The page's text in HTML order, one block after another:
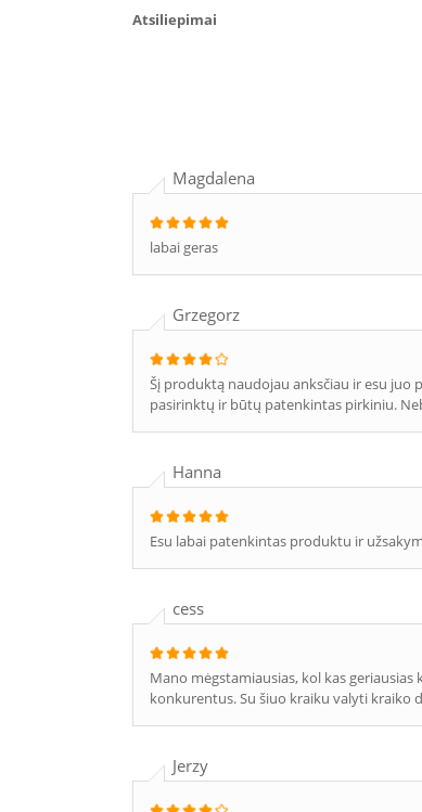
Atsiliepimai
Magdalena
labai geras
Grzegorz
Šį produktą naudojau anksčiau ir esu juo
pasirinktų ir būtų patenkintas pirkiniu.
Hanna
Esu labai patenkintas produktu ir
cess
Mano mėgstamiausias, kol kas
konkurentus. Su šiuo kraiku valyti kraiko
Jerzy